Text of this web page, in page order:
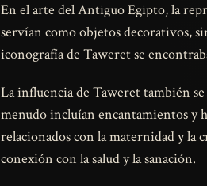
En el arte del Antiguo Egipto, la
servían como objetos decorativos,
iconografía de Taweret se
La influencia de Taweret también
menudo incluían encantamientos y
relacionados con la maternidad y la
conexión con la salud y la sanación.